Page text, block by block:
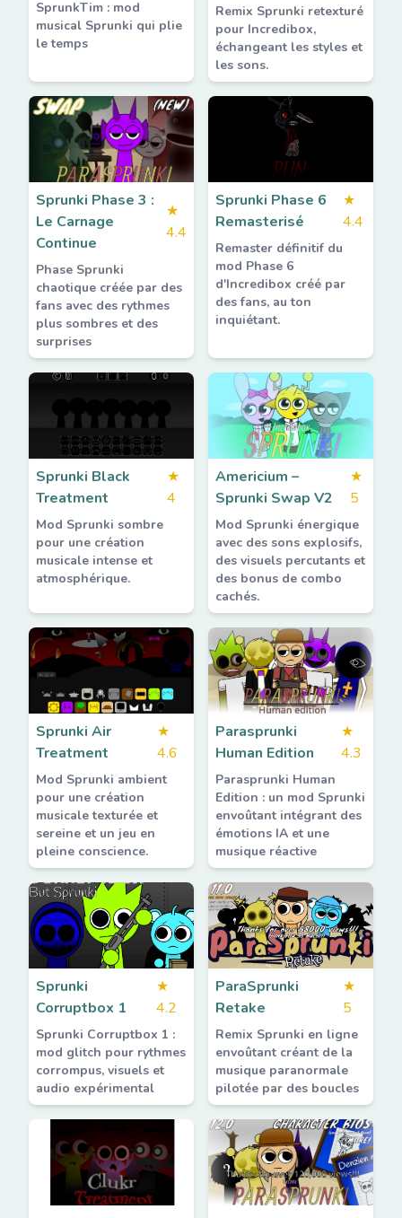
SprunkTim : mod
musical Sprunki qui plie
le temps
Remix Sprunki retexturé
pour Incredibox,
échangeant les styles et
les sons.
Sprunki Phase 3 :
Le Carnage
Continue
★
4.4
Phase Sprunki
chaotique créée par des
fans avec des rythmes
plus sombres et des
surprises
Sprunki Phase 6
Remasterisé
★
4.4
Remaster définitif du
mod Phase 6
d'Incredibox créé par
des fans, au ton
inquiétant.
Sprunki Black
Treatment
★
4
Mod Sprunki sombre
pour une création
musicale intense et
atmosphérique.
Americium –
Sprunki Swap V2
★
5
Mod Sprunki énergique
avec des sons explosifs,
des visuels percutants et
des bonus de combo
cachés.
Sprunki Air
Treatment
★
4.6
Mod Sprunki ambient
pour une création
musicale texturée et
sereine et un jeu en
pleine conscience.
Parasprunki
Human Edition
★
4.3
Parasprunki Human
Edition : un mod Sprunki
envoûtant intégrant des
émotions IA et une
musique réactive
Sprunki
Corruptbox 1
★
4.2
Sprunki Corruptbox 1 :
mod glitch pour rythmes
corrompus, visuels et
audio expérimental
ParaSprunki
Retake
★
5
Remix Sprunki en ligne
envoûtant créant de la
musique paranormale
pilotée par des boucles